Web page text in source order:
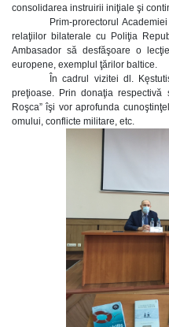
consolidarea instruirii iniţiale şi
Prim-prorectorul
relaţiilor bilaterale cu Poliţia
Ambasador să desfăşoare o
europene, exemplul ţărilor baltice.
În cadrul vizitei dl.
preţioase. Prin donaţia respectivă
Roşca” îşi vor aprofunda
omului, conflicte militare, etc.